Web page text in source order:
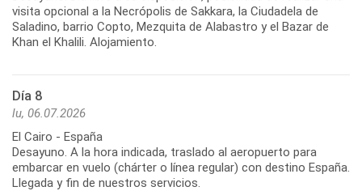
visita opcional a la Necrópolis de Sakkara, la Ciudadela de
Saladino, barrio Copto, Mezquita de Alabastro y el Bazar de
Khan el Khalili. Alojamiento.
Día 8
lu, 06.07.2026
El Cairo - España
Desayuno. A la hora indicada, traslado al aeropuerto para
embarcar en vuelo (chárter o línea regular) con destino España.
Llegada y fin de nuestros servicios.